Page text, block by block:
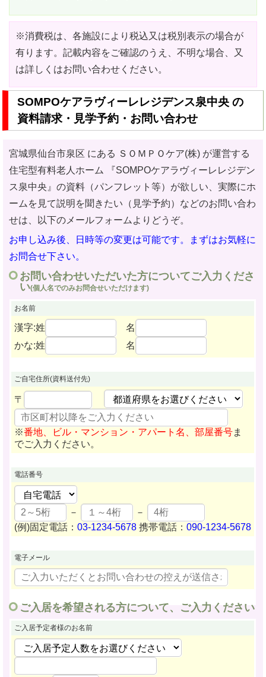
※消費税は、各施設により税込又は税別表示の場合が
有ります。記載内容をご確認のうえ、不明な場合、又
は詳しくはお問い合わせください。
SOMPOケアラヴィーレレジデンス泉中央 の
資料請求・見学予約・お問い合わせ
宮城県仙台市泉区 にある ＳＯＭＰＯケア(株) が運営する
住宅型有料老人ホーム
『SOMPOケアラヴィーレレジデン
ス泉中央』の資料（パンフレット等）が欲しい、実際にホ
ームを見て説明を聞きたい（見学予約）などのお問い合わ
せは、以下のメールフォームよりどうぞ。
お申し込み後、日時等の変更は可能です。まずはお気軽に
お問合せ下さい。
お問い合わせいただいた方についてご入力くださ
い(個人名でのみお問合せいただけます)
お名前
漢字:姓
名
かな:姓
名
ご自宅住所(資料送付先)
〒
※番地、ビル・マンション・アパート名、部屋番号ま
でご入力ください。
電話番号
－
－
(例)固定電話：03-1234-5678 携帯電話：090-1234-5678
電子メール
ご入居を希望される方について、ご入力ください
ご入居予定者様のお名前